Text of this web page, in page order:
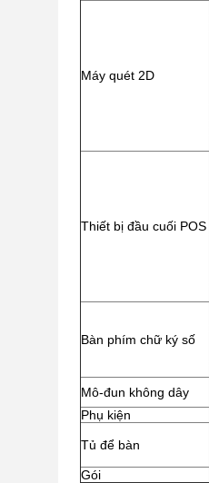
Máy quét 2D
Thiết bị đầu cuối POS
Bàn phím chữ ký số
Mô-đun không dây
Phụ kiện
Tủ để bàn
Gói